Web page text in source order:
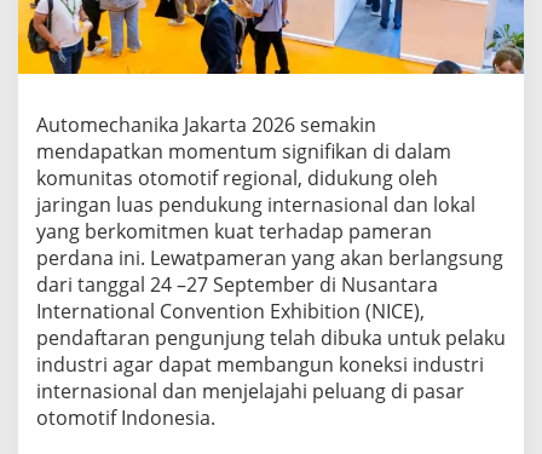
k
a
l
M
m
e
r
i
k
a
n
D
u
k
u
g
Automechanika Jakarta 2026 semakin
mendapatkan momentum signifikan di dalam
komunitas otomotif regional, didukung oleh
jaringan luas pendukung internasional dan lokal
yang berkomitmen kuat terhadap pameran
perdana ini. Lewatpameran yang akan berlangsung
dari tanggal 24 –27 September di Nusantara
International Convention Exhibition (NICE),
pendaftaran pengunjung telah dibuka untuk pelaku
industri agar dapat membangun koneksi industri
internasional dan menjelajahi peluang di pasar
otomotif Indonesia.